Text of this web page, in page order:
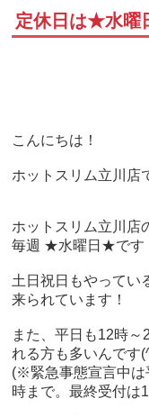
定休日は★水曜
こんにちは！
ホットスリム立川店
ホットスリム立川店
毎週 ★水曜日★です
土日祝日もやってい
来られています！
また、平日も12時～
れる方も多いんです
(※緊急事態宣言中は
時まで。最終受付は